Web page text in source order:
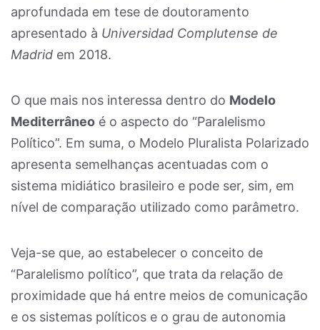
aprofundada em tese de doutoramento
apresentado à Universidad Complutense de
Madrid em 2018.
O que mais nos interessa dentro do Modelo
Mediterrâneo é o aspecto do “Paralelismo
Político”. Em suma, o Modelo Pluralista Polarizado
apresenta semelhanças acentuadas com o
sistema midiático brasileiro e pode ser, sim, em
nível de comparação utilizado como parâmetro.
Veja-se que, ao estabelecer o conceito de
“Paralelismo político”, que trata da relação de
proximidade que há entre meios de comunicação
e os sistemas políticos e o grau de autonomia